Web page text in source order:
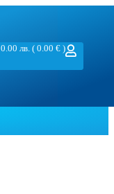
0.00лв. ( 0.00 € )